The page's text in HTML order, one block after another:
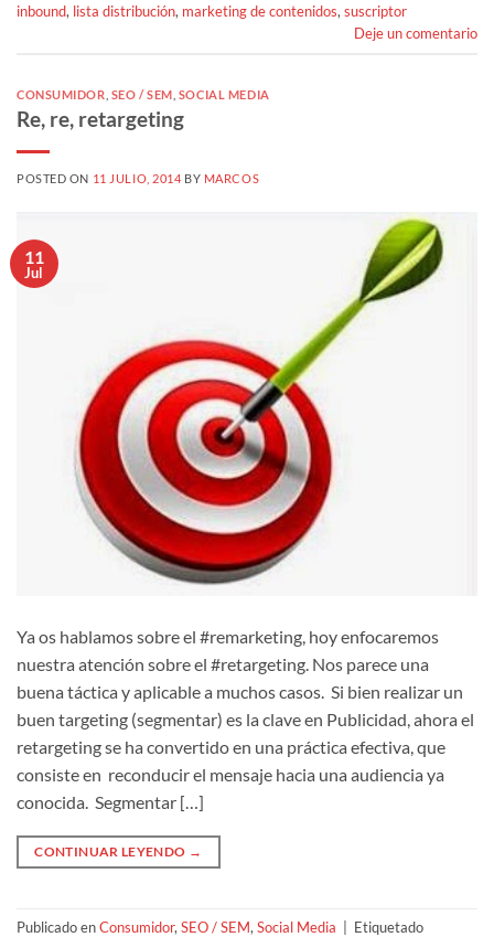
inbound, lista distribución, marketing de contenidos,suscriptor
Deje un comentario
CONSUMIDOR SEO / SEM SOCIAL MEDIA
Re, re, retargeting
POSTED ON 11 JULIO, 2014 BY MARCOS
11
Jul
Ya os hablamos sobre el #remarketing, hoy enfocaremos
nuestra atención sobre el #retargeting. Nos parece una
buena táctica y aplicable a muchos casos. Si bien realizar un
buen targeting (segmentar) es la clave en Publicidad, ahora el
retargeting se ha convertido en una práctica efectiva, que
consiste en reconducir el mensaje hacia una audiencia ya
conocida. Segmentar […]
CONTINUAR LEYENDO →
Publicado enConsumidor, SEO / SEM, Social Media
Etiquetado